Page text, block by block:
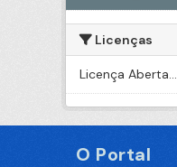
Licenças
Licença Aberta...
O Portal